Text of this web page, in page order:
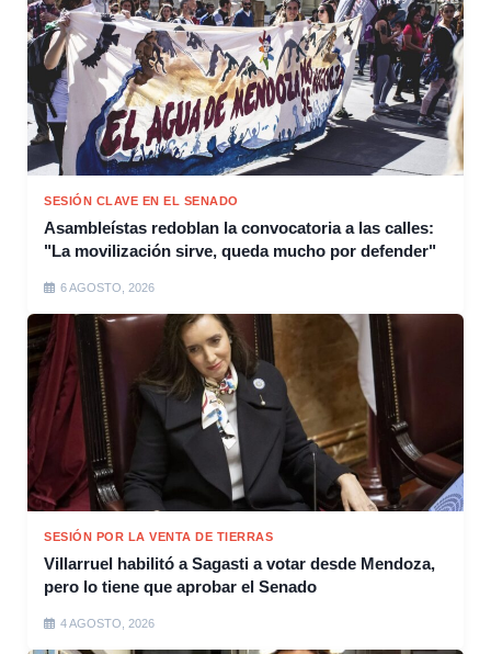
SESIÓN CLAVE EN EL SENADO
Asambleístas redoblan la convocatoria a las calles:
"La movilización sirve, queda mucho por defender"
6 AGOSTO, 2026
SESIÓN POR LA VENTA DE TIERRAS
Villarruel habilitó a Sagasti a votar desde Mendoza,
pero lo tiene que aprobar el Senado
4 AGOSTO, 2026